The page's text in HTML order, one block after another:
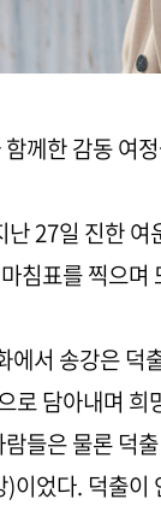
께한 감동 여
난 27일 진한
침표를 찍으
에서 송강은
로 담아내며
들은 물론 덕
이었다. 덕출이